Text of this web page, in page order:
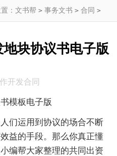
： 文书帮 > 事务文书 > 合同 >
子版块协议书电子版
开发合同
模板电子版
运用到协议的场合不断
益的手段。那么你真正懂
编帮大家整理的共同出资